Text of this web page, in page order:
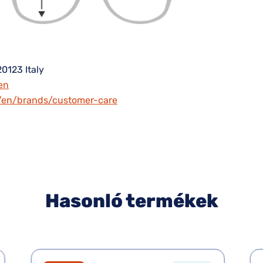
Italy
brands/customer-care
Hasonló termékek